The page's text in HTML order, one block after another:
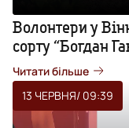
Волонтери у
сорту “Богдан
Читати більше
13 ЧЕРВНЯ/ 09:39